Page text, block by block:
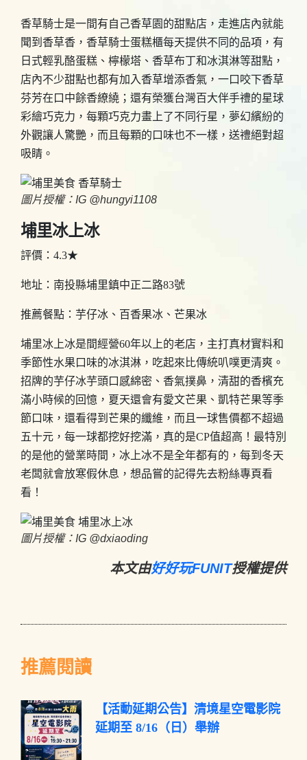
香草騎士是一間有自己香草園的甜點店，走進店內就能
聞到香草香，香草騎士蛋糕櫃每天提供不同的品項，有
日式輕乳酪蛋糕、檸檬塔、香草布丁和冰淇淋等甜點，
店內不少甜點也都有加入香草增添香氣，一口咬下香草
芬芳在口中餘香繚繞；還有榮獲台灣百大伴手禮的星球
彩繪巧克力，每顆巧克力畫上了不同行星，夢幻繽紛的
外觀讓人驚艷，而且每顆的口味也不一樣，送禮絕對超
吸睛。
圖片授權：IG @hungyi1108
埔里冰上冰
評價：4.3★
地址：南投縣埔里鎮中正二路83號
推薦餐點：芋仔冰、百香果冰、芒果冰
埔里冰上冰是間經營60年以上的老店，主打真材實料和
季節性水果口味的冰淇淋，吃起來比傳統叭噗更清爽。
招牌的芋仔冰芋頭口感綿密、香氣撲鼻，清甜的香檳充
滿小時候的回憶，夏天還會有愛文芒果、凱特芒果等季
節口味，還看得到芒果的纖維，而且一球售價都不超過
五十元，每一球都挖好挖滿，真的是CP值超高！最特別
的是他的營業時間，冰上冰不是全年都有的，每到冬天
老闆就會放寒假休息，想品嘗的記得先去粉絲專頁看
看！
圖片授權：IG @dxiaoding
本文由好好玩FUNIT授權提供
推薦閱讀
【活動延期公告】清境星空電影院
延期至 8/16（日）舉辦